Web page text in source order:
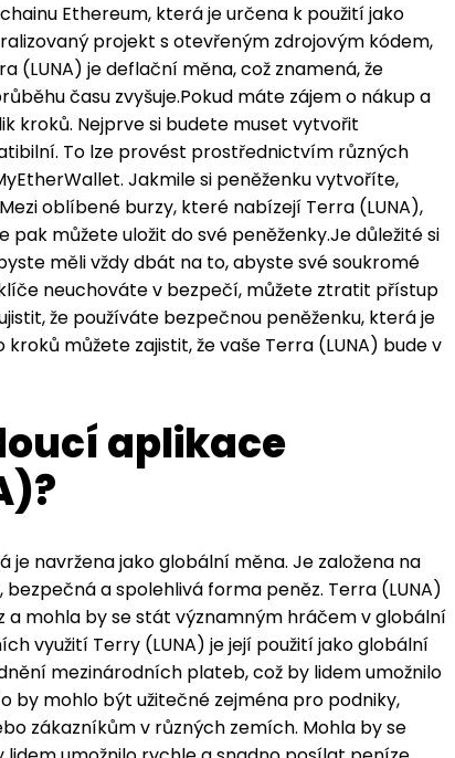
Ethereum, která je určena k použití jako
projekt s otevřeným zdrojovým kódem,
(LUNA) je deflační měna, což znamená, že
času zvyšuje.Pokud máte zájem o nákup a
kroků. Nejprve si budete muset vytvořit
To lze provést prostřednictvím různých
Jakmile si peněženku vytvoříte,
oblíbené burzy, které nabízejí Terra (LUNA),
pak můžete uložit do své peněženky.Je důležité si
měli vždy dbát na to, abyste své soukromé
neuchováte v bezpečí, můžete ztratit přístup
že používáte bezpečnou peněženku, která je
můžete zajistit, že vaše Terra (LUNA) bude v
aplikace
navržena jako globální měna. Je založena na
a spolehlivá forma peněz. Terra (LUNA)
mohla by se stát významným hráčem v globální
využití Terry (LUNA) je její použití jako globální
mezinárodních plateb, což by lidem umožnilo
by mohlo být užitečné zejména pro podniky,
zákazníkům v různých zemích. Mohla by se